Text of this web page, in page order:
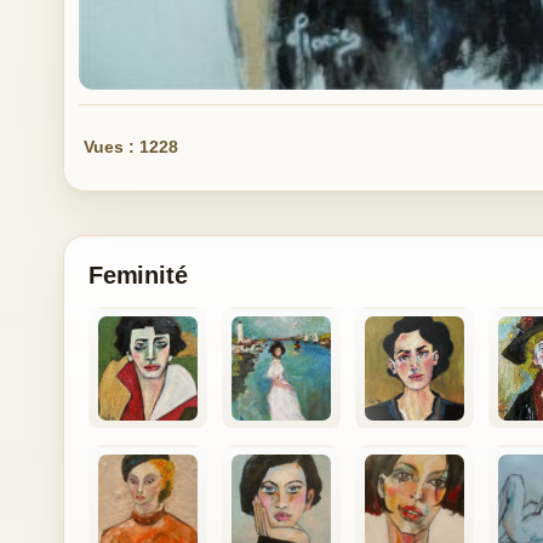
Vues : 1228
Feminité